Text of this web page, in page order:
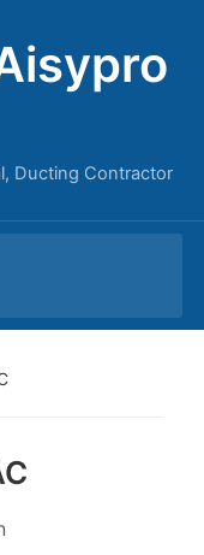
Ducting Contractor